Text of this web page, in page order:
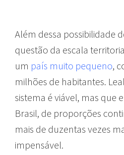
Além dessa possibilidade
questão da escala
um país muito pequeno,
milhões de habitantes.
sistema é viável, mas que
Brasil, de proporções
mais de duzentas vezes
impensável.